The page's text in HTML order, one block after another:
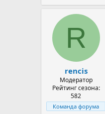
R
rencis
Модератор
Рейтинг сезона:
582
Команда форума